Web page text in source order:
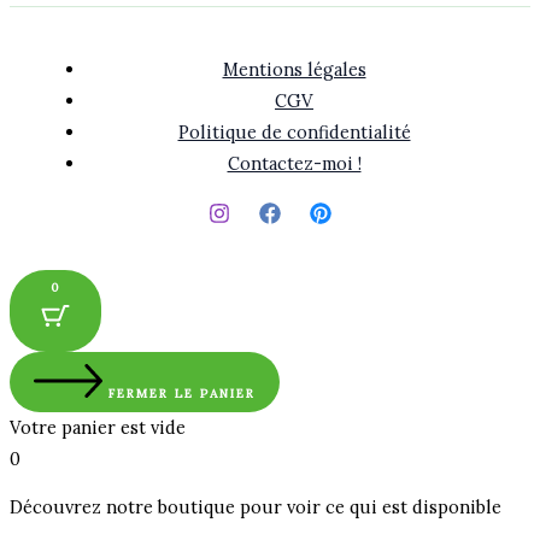
Mentions légales
CGV
Politique de confidentialité
Contactez-moi !
0
FERMER LE PANIER
Votre panier est vide
0
Découvrez notre boutique pour voir ce qui est disponible